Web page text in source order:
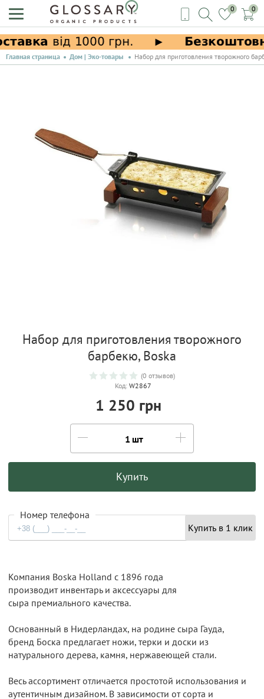
0 0
Главная страница Дом | Эко-товары Набор для приготовления творожного
Набор для приготовления творожного
барбекю, Boska
(0 отзывов)
Код: W2867
1 250 грн
шт
Купить
Номер телефона
Купить в 1 клик
Компания Boska Holland с 1896 года
производит инвентарь и аксессуары для
сыра премиального качества.
Основанный в Нидерландах, на родине сыра Гауда,
бренд Боска предлагает ножи, терки и доски из
натурального дерева, камня, нержавеющей стали.
Весь ассортимент отличается простотой использования и
аутентичным дизайном. В зависимости от сорта и